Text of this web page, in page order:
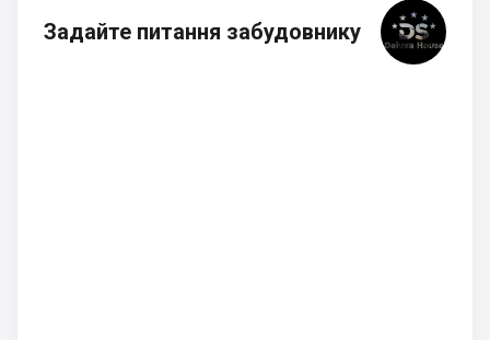
Задайте питання забудовнику